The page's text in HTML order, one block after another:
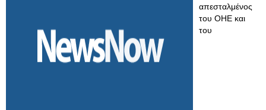
απεσταλμένος
του ΟΗΕ και
του